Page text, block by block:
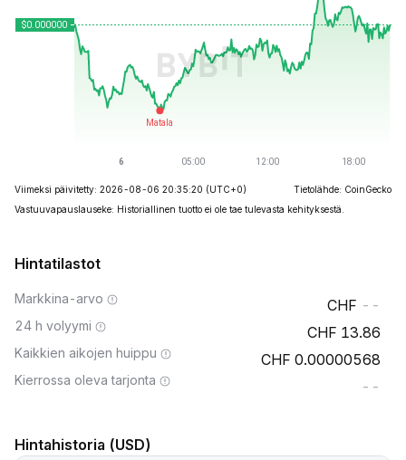
Viimeksi päivitetty: 2026-08-06 20:35:20 (UTC+0)
Tietolähde: CoinGecko
Vastuuvapauslauseke: Historiallinen tuotto ei ole tae tulevasta kehityksestä.
Hintatilastot
Markkina-arvo --
24 h volyymi 13.86
Kaikkien aikojen huippu 0.00000568
Kierrossa oleva tarjonta --
Hintahistoria (USD)